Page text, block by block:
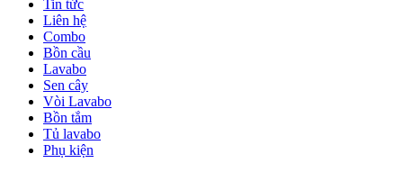
Tin tức
Liên hệ
Combo
Bồn cầu
Lavabo
Sen cây
Vòi Lavabo
Bồn tắm
Tủ lavabo
Phụ kiện